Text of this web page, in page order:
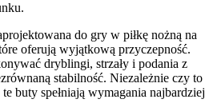
do gry w piłkę nożną na
oferują wyjątkową przyczepność.
dryblingi, strzały i podania z
stabilność. Niezależnie czy to
buty spełniają wymagania najbardziej